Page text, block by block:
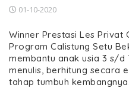
01-10-2020
Winner Prestasi Les Privat
Program Calistung Setu
membantu anak usia 3 s/d
menulis, berhitung secara
tahap tumbuh